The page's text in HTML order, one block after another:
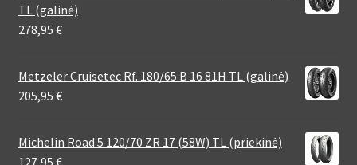
TL (galinė)
278,95 €
Metzeler Cruisetec Rf. 180/65 B 16 81H TL (galinė)
205,95 €
Michelin Road 5 120/70 ZR 17 (58W) TL (priekinė)
127,95 €